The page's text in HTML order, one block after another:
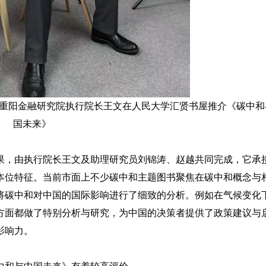
阳金融研究院执行院长王文在人民大学汇贤书屋推介《碳中和
国未来》
由执行院长王文及助理研究员刘锦涛、赵越共同完成，它承
特征。当前市面上不少碳中和主题图书聚焦在碳中和概念与
中和对中国的国际影响进行了细致的分析。例如在气候变化
都做了特别分析与研究，为中国的决策者提供了政策建议与
力。